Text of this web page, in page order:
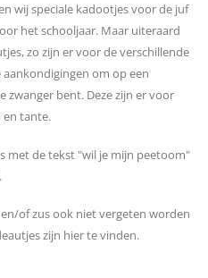
wij speciale kadootjes voor de juf
het schooljaar. Maar uiteraard
zo zijn er voor de verschillende
om op een
zwanger bent. Deze zijn er voor
en tante.
met de tekst "wil je mijn peetoom"
of zus ook niet vergeten worden
zijn hier te vinden.